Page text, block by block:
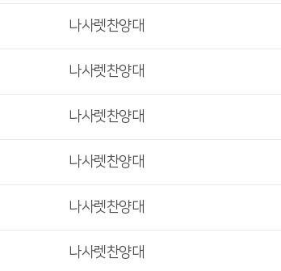
나사렛찬양대
나사렛찬양대
나사렛찬양대
나사렛찬양대
나사렛찬양대
나사렛찬양대